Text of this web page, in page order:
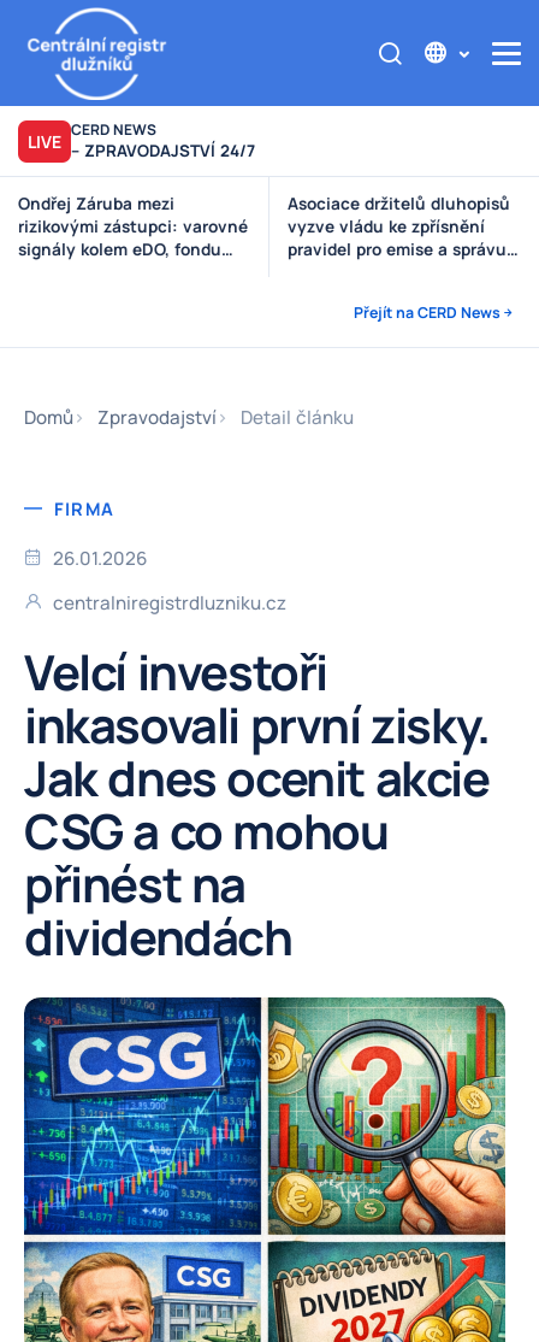
LIVE CERD NEWS
– ZPRAVODAJSTVÍ 24/7
Asociace držitelů dluhopisů
vyzve vládu ke zpřísnění
pravidel pro emise a správu
Výzva poškozeným věřitelům
Štěpánek Auto
Přejít na CERD News
Domů Zpravodajství Detail článku
FIRMA
26.01.2026
centralniregistrdluzniku.cz
Velcí investoři
inkasovali první zisky.
Jak dnes ocenit akcie
CSG a co mohou
přinést na
dividendách